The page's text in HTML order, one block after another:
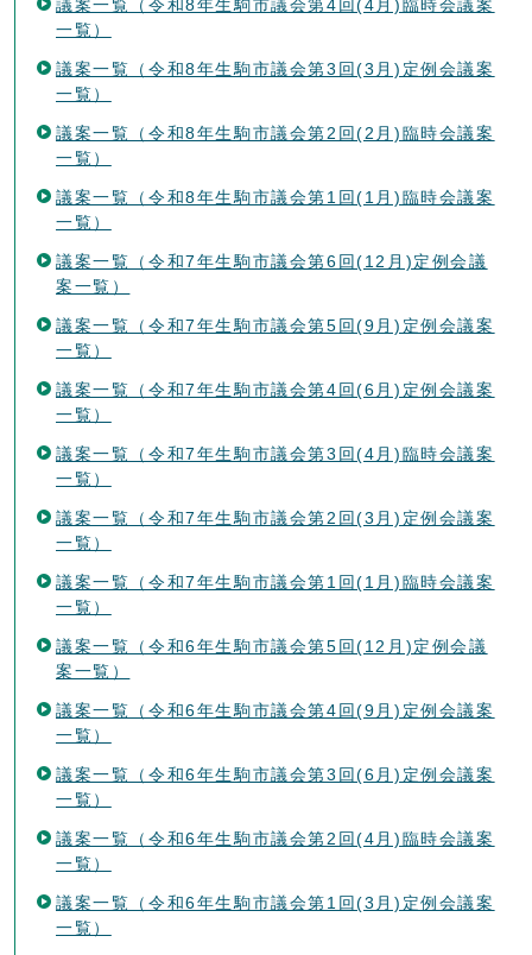
議案一覧（令和8年生駒市議会第4回(4月)臨時会議案
一覧）
議案一覧（令和8年生駒市議会第3回(3月)定例会議案
一覧）
議案一覧（令和8年生駒市議会第2回(2月)臨時会議案
一覧）
議案一覧（令和8年生駒市議会第1回(1月)臨時会議案
一覧）
議案一覧（令和7年生駒市議会第6回(12月)定例会議
案一覧）
議案一覧（令和7年生駒市議会第5回(9月)定例会議案
一覧）
議案一覧（令和7年生駒市議会第4回(6月)定例会議案
一覧）
議案一覧（令和7年生駒市議会第3回(4月)臨時会議案
一覧）
議案一覧（令和7年生駒市議会第2回(3月)定例会議案
一覧）
議案一覧（令和7年生駒市議会第1回(1月)臨時会議案
一覧）
議案一覧（令和6年生駒市議会第5回(12月)定例会議
案一覧）
議案一覧（令和6年生駒市議会第4回(9月)定例会議案
一覧）
議案一覧（令和6年生駒市議会第3回(6月)定例会議案
一覧）
議案一覧（令和6年生駒市議会第2回(4月)臨時会議案
一覧）
議案一覧（令和6年生駒市議会第1回(3月)定例会議案
一覧）